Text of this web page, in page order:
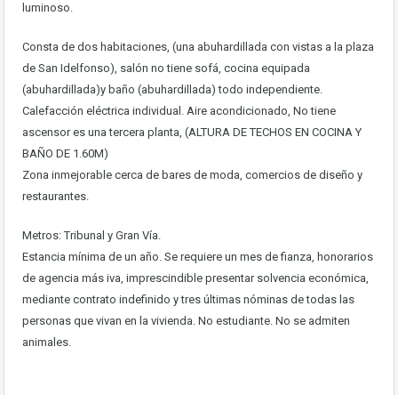
luminoso.
Consta de dos habitaciones, (una abuhardillada con vistas a la plaza
de San Idelfonso), salón no tiene sofá, cocina equipada
(abuhardillada)y baño (abuhardillada) todo independiente.
Calefacción eléctrica individual. Aire acondicionado, No tiene
ascensor es una tercera planta, (ALTURA DE TECHOS EN COCINA Y
BAÑO DE 1.60M)
Zona inmejorable cerca de bares de moda, comercios de diseño y
restaurantes.
Metros: Tribunal y Gran Vía.
Estancia mínima de un año. Se requiere un mes de fianza, honorarios
de agencia más iva, imprescindible presentar solvencia económica,
mediante contrato indefinido y tres últimas nóminas de todas las
personas que vivan en la vivienda. No estudiante. No se admiten
animales.